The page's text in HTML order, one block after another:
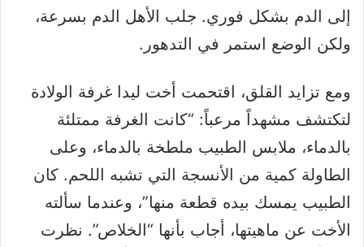
إلى الدم بشكل فوري. جلب الأهل الدم بسرعة،
ولكن الوضع استمر في التدهور.
ومع تزايد القلق، اقتحمت أخت ليدا غرفة الولادة
لتكتشف مشهداً مرعباً: “كانت الغرفة ممتلئة
بالدماء، ملابس الطبيب ملطخة بالدماء، وعلى
الطاولة كمية من الأنسجة التي تشبه اللحم. كان
الطبيب يمسك بيده قطعة منها”، وعندما سألته
الأخت عن ماهيتها، أجاب بأنها “الخلاص”. نظرت